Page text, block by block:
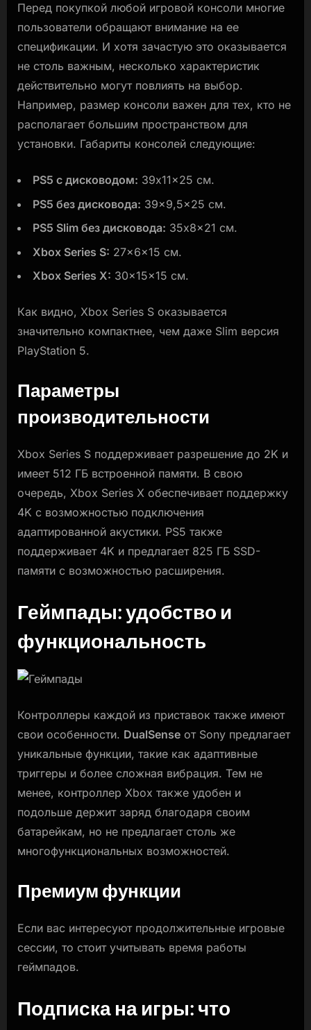
Перед покупкой любой игровой консоли многие
пользователи обращают внимание на ее
спецификации. И хотя зачастую это оказывается
не столь важным, несколько характеристик
действительно могут повлиять на выбор.
Например, размер консоли важен для тех, кто не
располагает большим пространством для
установки. Габариты консолей следующиe:
PS5 с дисководом: 39x11x25 см.
PS5 без дисковода: 39×9,5×25 см.
PS5 Slim без дисковода: 35x8x21 см.
Xbox Series S: 27x6x15 см.
Xbox Series X: 30x15x15 см.
Как видно, Xbox Series S оказывается
значительно компактнее, чем даже Slim версия
PlayStation 5.
Параметры
производительности
Xbox Series S поддерживает разрешение до 2K и
имеет 512 ГБ встроенной памяти. В свою
очередь, Xbox Series X обеспечивает поддержку
4K с возможностью подключения
адаптированной акустики. PS5 также
поддерживает 4K и предлагает 825 ГБ SSD-
памяти с возможностью расширения.
Геймпады: удобство и
функциональность
Контроллеры каждой из приставок также имеют
свои особенности. DualSense от Sony предлагает
уникальные функции, такие как адаптивные
триггеры и более сложная вибрация. Тем не
менее, контроллер Xbox также удобен и
подольше держит заряд благодаря своим
батарейкам, но не предлагает столь же
многофункциональных возможностей.
Премиум функции
Если вас интересуют продолжительные игровые
сессии, то стоит учитывать время работы
геймпадов.
Подписка на игры: что